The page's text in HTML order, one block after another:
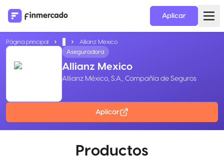
Aplicar
Página principal
Allianz Mexico
Aseguradora
Allianz Mexico
Allianz México, S.A., Compañía de Seguros
Aplicar
Productos